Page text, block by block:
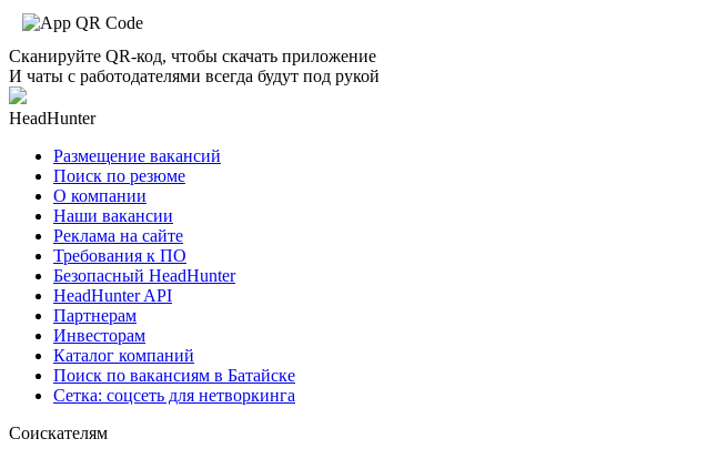
Сканируйте QR-код, чтобы скачать приложение
И чаты с работодателями всегда будут под рукой
HeadHunter
Размещение вакансий
Поиск по резюме
О компании
Наши вакансии
Реклама на сайте
Требования к ПО
Безопасный HeadHunter
HeadHunter API
Партнерам
Инвесторам
Каталог компаний
Поиск по вакансиям в Батайске
Сетка: соцсеть для нетворкинга
Соискателям